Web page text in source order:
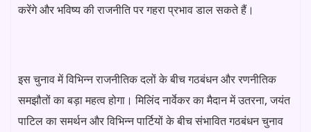
करेंगे और भविष्य की राजनीति पर गहरा प्रभाव डाल सकते हैं।
इस चुनाव में विभिन्न राजनीतिक दलों के बीच गठबंधन और रणनीतिक
समझौतों का बड़ा महत्व होगा। मिलिंद नार्वेकर का मैदान में उतरना, जयंत
पाटिल का समर्थन और विभिन्न पार्टियों के बीच संभावित गठबंधन चुनाव